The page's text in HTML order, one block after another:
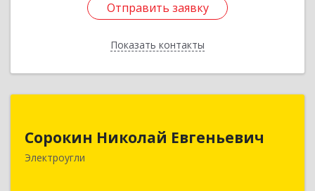
Отправить заявку
Показать контакты
Отправить заявку
Назад
Сорокин Николай Евгеньевич
Электроугли